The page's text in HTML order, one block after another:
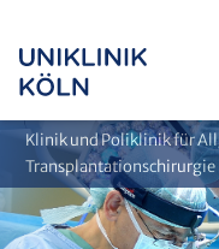
Klinik und Poliklinik für
Transplantationschirurgie